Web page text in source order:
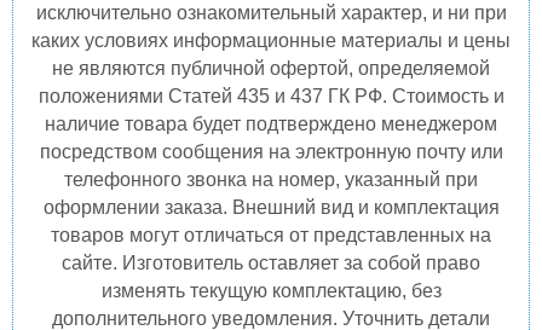
исключительно ознакомительный характер, и ни при
каких условиях информационные материалы и цены
не являются публичной офертой, определяемой
положениями Статей 435 и 437 ГК РФ. Стоимость и
наличие товара будет подтверждено менеджером
посредством сообщения на электронную почту или
телефонного звонка на номер, указанный при
оформлении заказа. Внешний вид и комплектация
товаров могут отличаться от представленных на
сайте. Изготовитель оставляет за собой право
изменять текущую комплектацию, без
дополнительного уведомления. Уточнить детали